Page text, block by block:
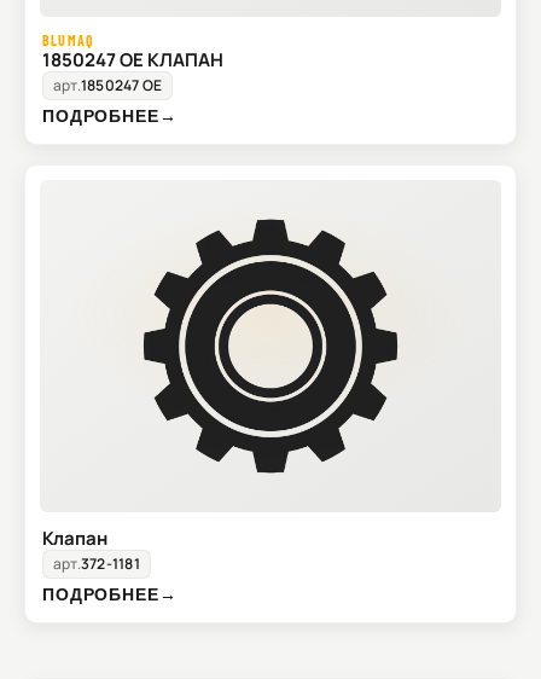
BLUMAQ
1850247 OE КЛАПАН
арт.1850247 OE
ПОДРОБНЕЕ→
Клапан
арт.372-1181
ПОДРОБНЕЕ→